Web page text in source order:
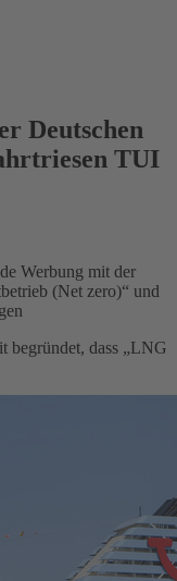
Deutschen
TUI
Werbung mit der
(Net zero)“ und
begründet, dass „LNG